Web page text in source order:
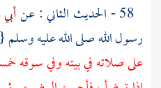
رسول الله صلى الله عليه وسلم {
على صلاته في بيته وفي سوقه